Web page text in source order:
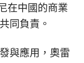
在中國的商業
同負責。
與應用，奧雷